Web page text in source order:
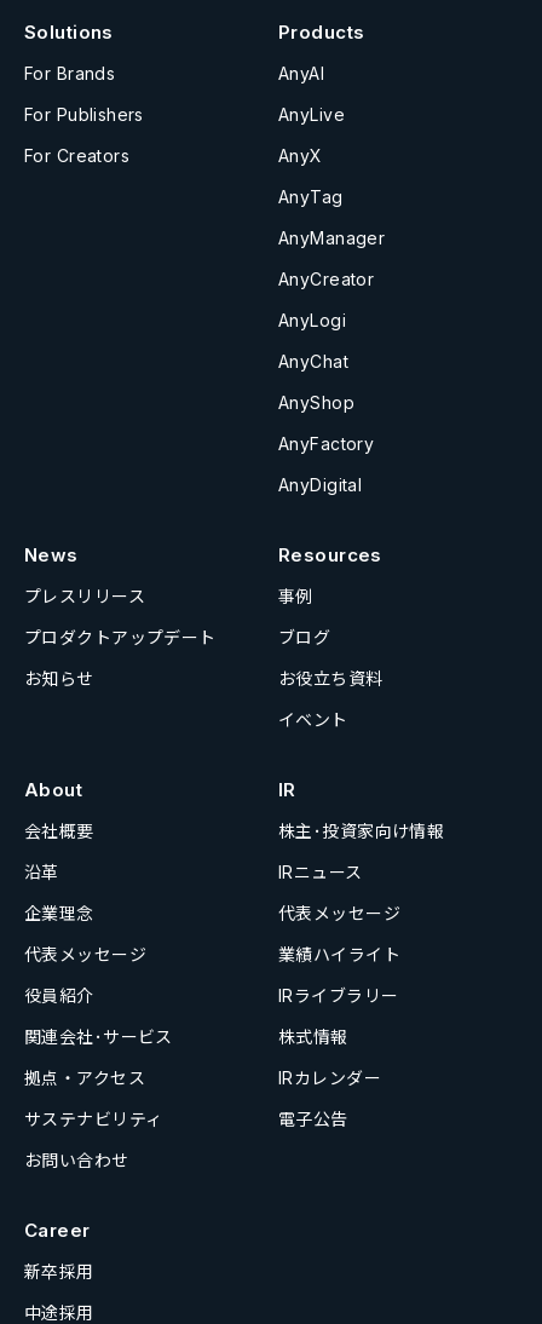
Solutions
For Brands
For Publishers
For Creators
Products
AnyAI
AnyLive
AnyX
AnyTag
AnyManager
AnyCreator
AnyLogi
AnyChat
AnyShop
AnyFactory
AnyDigital
News
プレスリリース
プロダクトアップデート
お知らせ
Resources
事例
ブログ
お役立ち資料
イベント
About
会社概要
沿革
企業理念
代表メッセージ
役員紹介
関連会社･サービス
拠点・アクセス
サステナビリティ
お問い合わせ
IR
株主･投資家向け情報
IRニュース
代表メッセージ
業績ハイライト
IRライブラリー
株式情報
IRカレンダー
電子公告
Career
新卒採用
中途採用